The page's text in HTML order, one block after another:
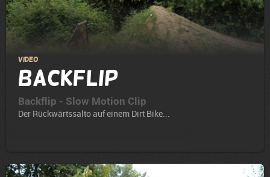
Video
Backflip
Backflip - Slow Motion Clip
Der Rückwärtssalto auf einem Dirt Bike...